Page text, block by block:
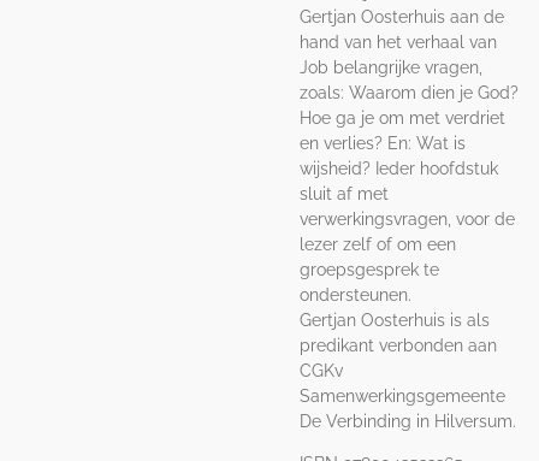
Gertjan Oosterhuis aan de
hand van het verhaal van
Job belangrijke vragen,
zoals: Waarom dien je God?
Hoe ga je om met verdriet
en verlies? En: Wat is
wijsheid? Ieder hoofdstuk
sluit af met
verwerkingsvragen, voor de
lezer zelf of om een
groepsgesprek te
ondersteunen.
Gertjan Oosterhuis is als
predikant verbonden aan
CGKv
Samenwerkingsgemeente
De Verbinding in Hilversum.